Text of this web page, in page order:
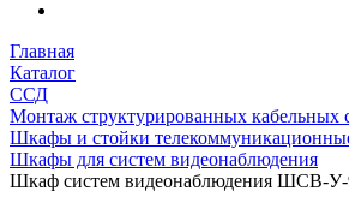
Главная
Каталог
ССД
Монтаж структурированных кабельных
Шкафы и стойки
Шкафы для систем видеонаблюдения
Шкаф систем видеонаблюдения ШСВ-У-